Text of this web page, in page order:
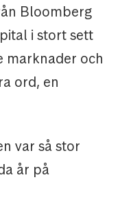
Bloomberg
i stort sett
marknader och
ord, en
var så stor
år på